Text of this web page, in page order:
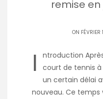
remise
ON
I
ntroduction
court de tennis
un certain délai
nouveau. Ce temps